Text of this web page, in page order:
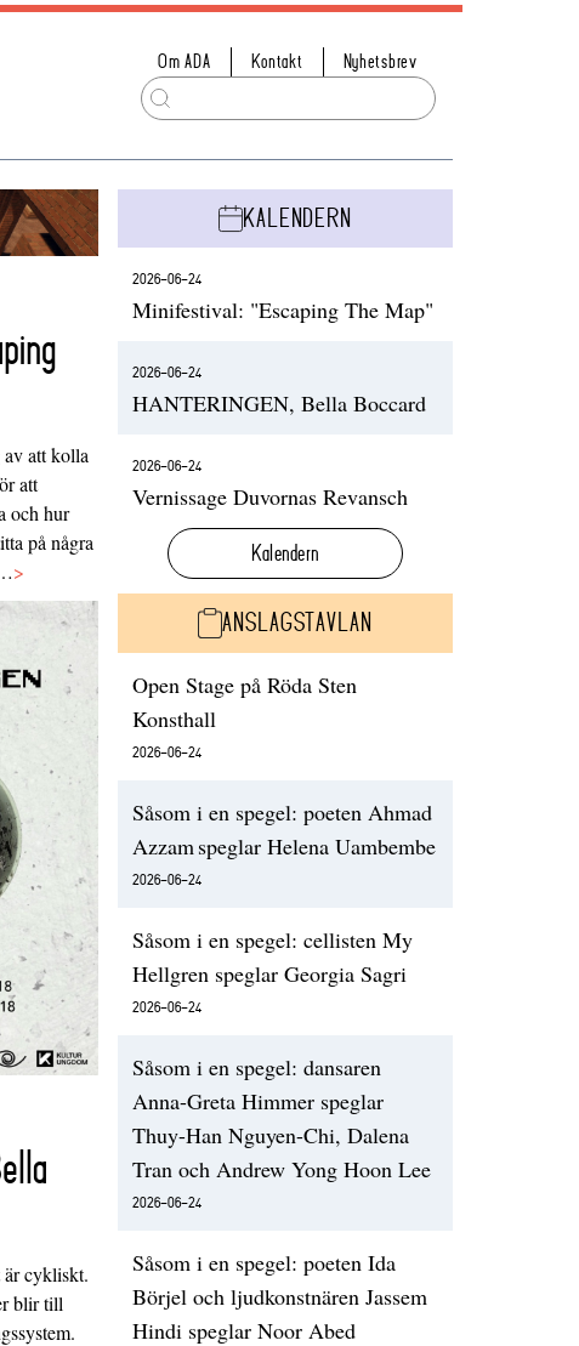
Om ADA Kontakt Nyhetsbrev
att kolla
att
och hur
på några
>
cykliskt.
blir till
KALENDERN
2026-06-24
Minifestival: "Escaping The Map"
2026-06-24
HANTERINGEN, Bella Boccard
2026-06-24
Vernissage Duvornas Revansch
Kalendern
ANSLAGSTAVLAN
Open Stage på Röda Sten
Konsthall
2026-06-24
Såsom i en spegel: poeten Ahmad
Azzam speglar Helena Uambembe
2026-06-24
Såsom i en spegel: cellisten My
Hellgren speglar Georgia Sagri
2026-06-24
Såsom i en spegel: dansaren
Anna-Greta Himmer speglar
Thuy-Han Nguyen-Chi, Dalena
Tran och Andrew Yong Hoon Lee
2026-06-24
Såsom i en spegel: poeten Ida
Börjel och ljudkonstnären Jassem
Hindi speglar Noor Abed